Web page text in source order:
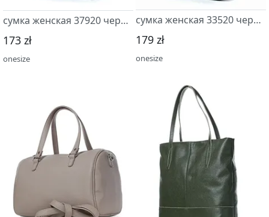
сумка женская 37920 черный
173 zł
onesize
сумка женская 33520 черный
179 zł
onesize